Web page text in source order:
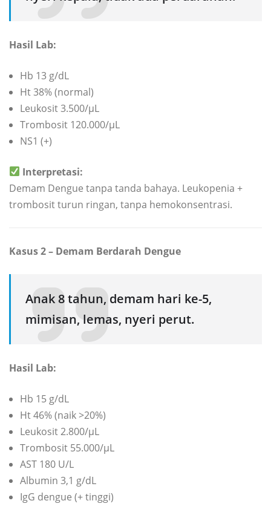
Hasil Lab:
Hb 13 g/dL
Ht 38% (normal)
Leukosit 3.500/µL
Trombosit 120.000/µL
NS1 (+)
Interpretasi:
Demam Dengue tanpa tanda bahaya. Leukopenia +
trombosit turun ringan, tanpa hemokonsentrasi.
Kasus 2 – Demam Berdarah Dengue
Anak 8 tahun, demam hari ke-5,
mimisan, lemas, nyeri perut.
Hasil Lab:
Hb 15 g/dL
Ht 46% (naik >20%)
Leukosit 2.800/µL
Trombosit 55.000/µL
AST 180 U/L
Albumin 3,1 g/dL
IgG dengue (+ tinggi)